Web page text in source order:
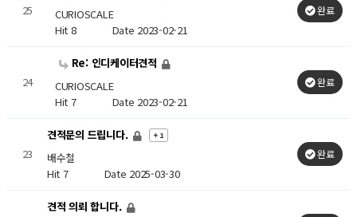
25
CURIOSCALE
Hit 8 Date 2023-02-21
완료
24
Re: 인디케이터견적
CURIOSCALE
Hit 7 Date 2023-02-21
완료
23
견적문의 드립니다. + 1
배수철
Hit 7 Date 2025-03-30
완료
견적 의뢰 합니다.